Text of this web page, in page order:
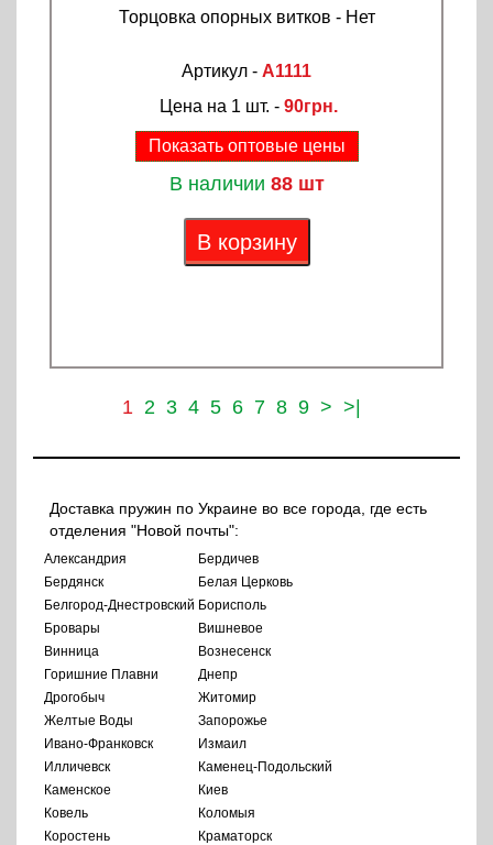
Торцовка опорных витков - Нет
Артикул - A1111
Цена на 1 шт. - 90грн.
Показать оптовые цены
В наличии 88 шт
В корзину
1 2 3 4 5 6 7 8 9 > >|
Доставка пружин по Украине во все города, где есть
отделения "Новой почты":
Александрия
Бердичев
Бердянск
Белая Церковь
Белгород-Днестровский Борисполь
Бровары
Вишневое
Винница
Вознесенск
Горишние Плавни
Днепр
Дрогобыч
Житомир
Желтые Воды
Запорожье
Ивано-Франковск
Измаил
Илличевск
Каменец-Подольский
Каменское
Киев
Ковель
Коломыя
Коростень
Краматорск